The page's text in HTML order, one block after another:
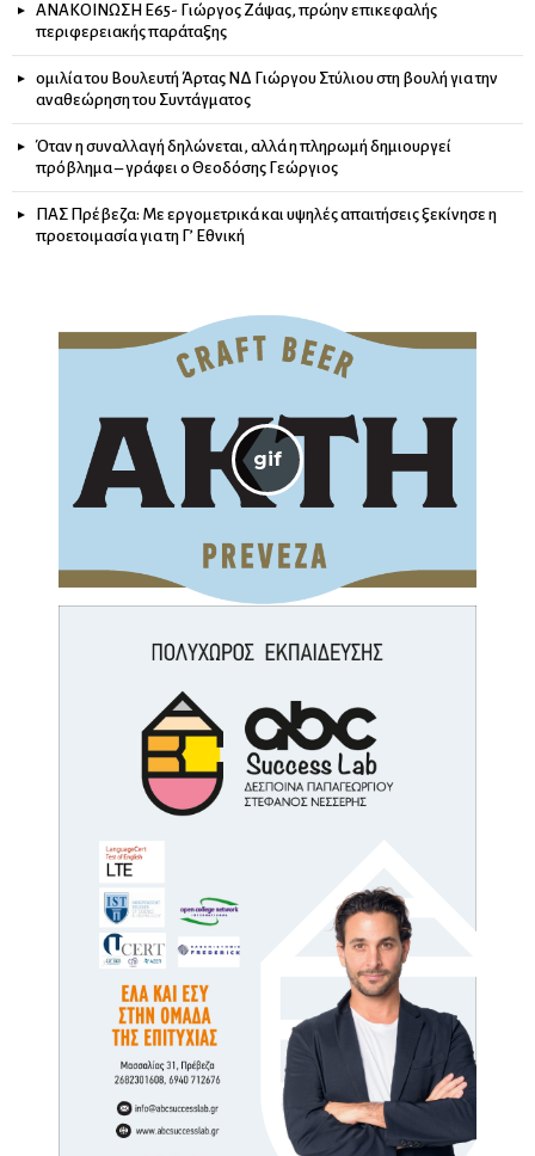
ΑΝΑΚΟΙΝΩΣΗ Ε65- Γιώργος Ζάψας, πρώην επικεφαλής
περιφερειακής παράταξης
ομιλία του Βουλευτή Άρτας ΝΔ Γιώργου Στύλιου στη βουλή για την
αναθεώρηση του Συντάγματος
Όταν η συναλλαγή δηλώνεται, αλλά η πληρωμή δημιουργεί
πρόβλημα – γράφει ο Θεοδόσης Γεώργιος
ΠΑΣ Πρέβεζα: Με εργομετρικά και υψηλές απαιτήσεις ξεκίνησε η
προετοιμασία για τη Γ’ Εθνική